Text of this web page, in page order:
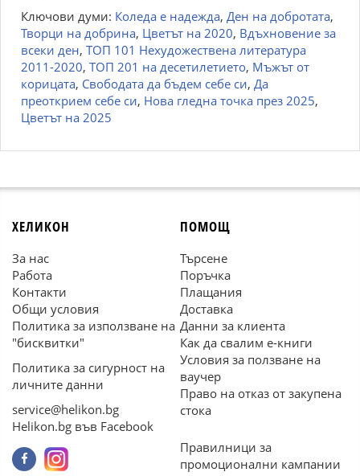
Ключови думи: Коледа е надежда, Ден на добротата,
Творци на добрина, Цветът на 2020, Вдъхновение за
всеки ден, ТОП 101 Нехудожествена литература
2011-2020, ТОП 201 на десетилетието, Мъжът от
корицата, Свободата да бъдем себе си, Да
преоткрием себе си, Нова гледна точка през 2025,
Цветът на 2025
ХЕЛИКОН
За нас
Работа
Контакти
Общи условия
Политика за използване на
"бисквитки"
Политика за сигурност на
личните данни
service@helikon.bg
Helikon.bg във Facebook
ПОМОЩ
Търсене
Поръчка
Плащания
Доставка
Данни за клиента
Как да свалим е-книги
Условия за ползване на
ваучер
Право на отказ от закупена
стока
Правилници за
промоционални кампании